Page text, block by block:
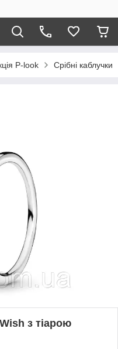
P-look Срібні каблучки
з тіарою